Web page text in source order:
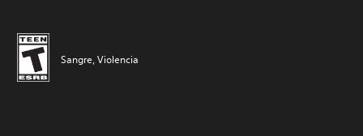
Sangre, Violencia